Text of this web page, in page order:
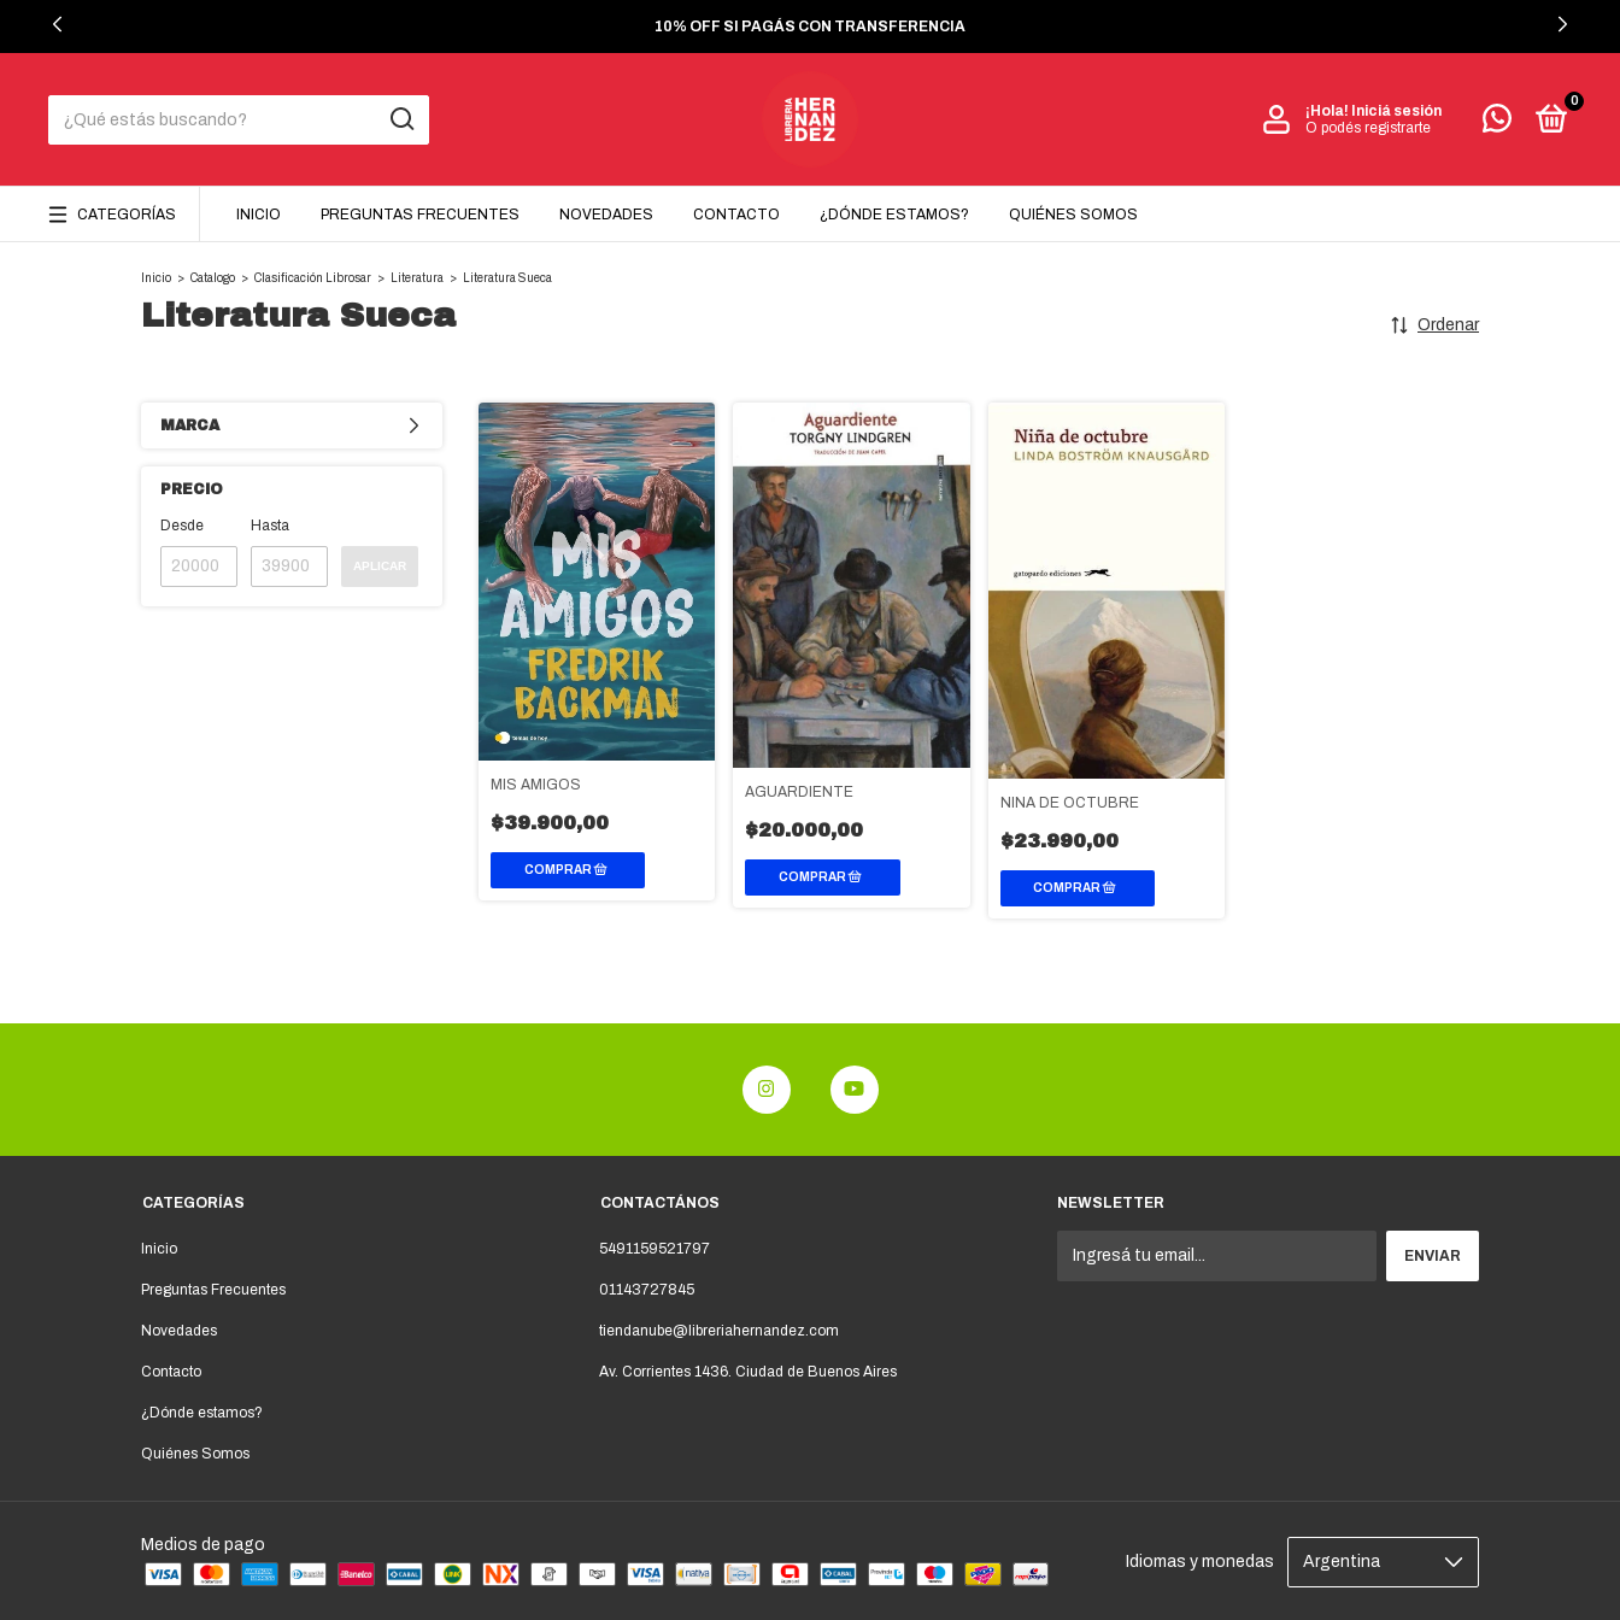
10% OFF SI PAGÁS CON TRANSFERENCIA
¡Hola! Iniciá sesión
O podés registrarte
0
CATEGORÍAS INICIO PREGUNTAS FRECUENTES NOVEDADES CONTACTO ¿DÓNDE ESTAMOS? QUIÉNES SOMOS
Inicio > Catalogo > Clasificación Librosar > Literatura > Literatura Sueca
Literatura Sueca Ordenar
MARCA
PRECIO
Desde Hasta
APLICAR
MIS AMIGOS
$39.900,00
AGUARDIENTE
$20.000,00
NIÑA DE OCTUBRE
$23.990,00
CATEGORÍAS
Inicio
Preguntas Frecuentes
Novedades
Contacto
¿Dónde estamos?
Quiénes Somos
CONTACTÁNOS
5491159521797
01143727845
tiendanube@libreriahernandez.com
Av. Corrientes 1436. Ciudad de Buenos Aires
NEWSLETTER
Medios de pago
Idiomas y monedas